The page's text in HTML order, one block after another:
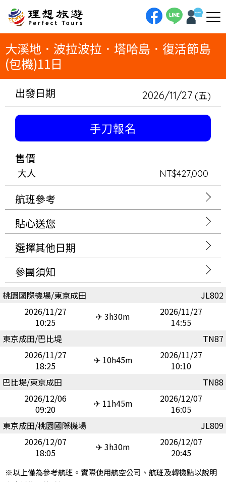
大溪地．波拉波拉．塔哈島．復活節島
(包機)11日
出發日期 2026/11/27 (五)
手刀報名
售價
大人 NT$427,000
航班參考
貼心送您
選擇其他日期
參團須知
桃園國際機場/東京成田
JL802
2026/11/27
10:25
✈ 3h30m
2026/11/27
14:55
東京成田/巴比堤
TN87
2026/11/27
18:25
✈ 10h45m
2026/11/27
10:10
巴比堤/東京成田
TN88
2026/12/06
09:20
✈ 11h45m
2026/12/07
16:05
東京成田/桃園國際機場
JL809
2026/12/07
18:05
✈ 3h30m
2026/12/07
20:45
※以上僅為參考航班。實際使用航空公司、航班及轉機點以說明